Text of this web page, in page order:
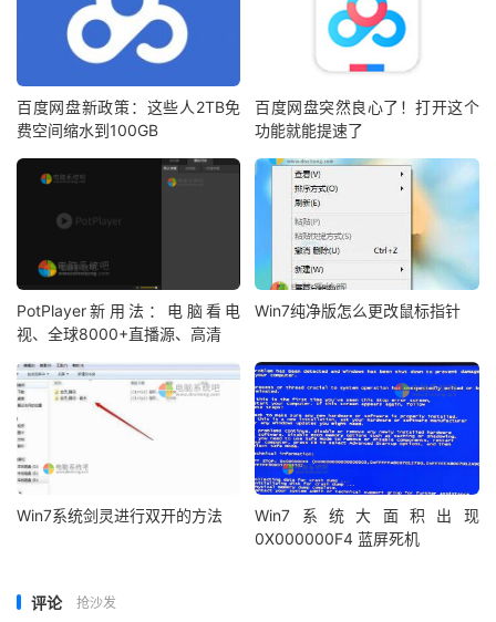
百度网盘新政策：这些人2TB免
费空间缩水到100GB
百度网盘突然良心了！打开这个
功能就能提速了
PotPlayer新用法：电脑看电
视、全球8000+直播源、高清
Win7纯净版怎么更改鼠标指针
Win7系统剑灵进行双开的方法
Win7系统大面积出现
0X000000F4 蓝屏死机
评论 抢沙发